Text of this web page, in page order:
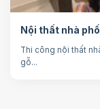
Nội thất nhà
Thi công nội thất
gỗ...